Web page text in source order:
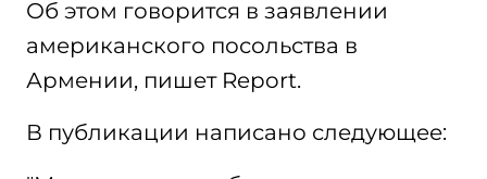
Об этом говорится в заявлении
американского посольства в
Армении, пишет Report.
В публикации написано следующее: